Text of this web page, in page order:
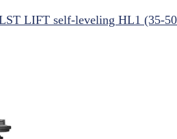
LIFT self-leveling HL1 (35-